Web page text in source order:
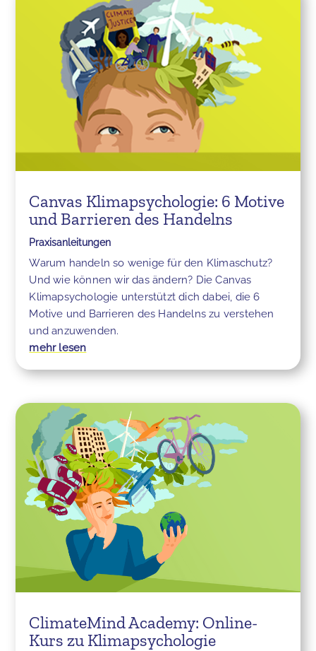
Canvas Klimapsychologie: 6 Motive
und Barrieren des Handelns
Praxisanleitungen
Warum handeln so wenige für den Klimaschutz?
Und wie können wir das ändern? Die Canvas
Klimapsychologie unterstützt dich dabei, die 6
Motive und Barrieren des Handelns zu verstehen
und anzuwenden.
mehr lesen
ClimateMind Academy: Online-
Kurs zu Klimapsychologie